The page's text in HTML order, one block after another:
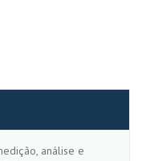
análise e